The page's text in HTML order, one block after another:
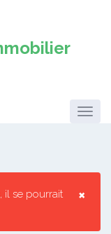
×
, il se pourrait